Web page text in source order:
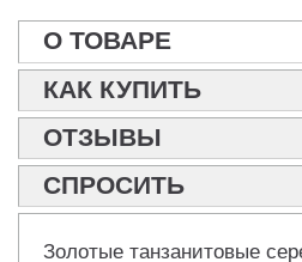
О ТОВАРЕ
КАК КУПИТЬ
ОТЗЫВЫ
СПРОСИТЬ
Золотые танзанитовые